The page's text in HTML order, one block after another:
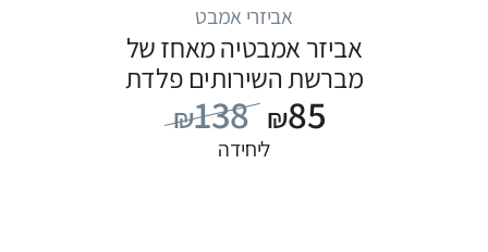
אביזרי אמבט
אביזר אמבטיה מאחז של
מברשת השירותים פלדת
אל חלד ₪138 ₪85
ליחידה